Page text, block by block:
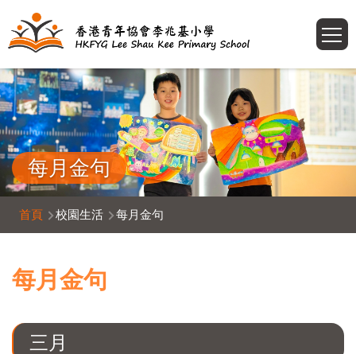
移至主內容
每月金句
導
航
連
結
首頁 校園生活 每月金句
每月金句
三月